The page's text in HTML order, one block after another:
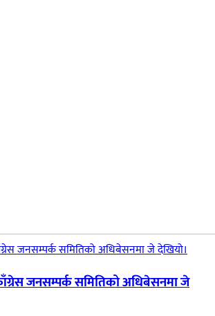
जनसम्पर्क समितिको अधिबेसनमा जे